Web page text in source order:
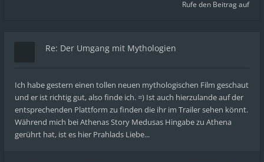
Rufe den Beitrag auf
Re: Der Umgang mit Mythologien
Ich habe gestern einen tollen neuen mythologischen Film geschaut
und er ist richtig gut, also finde ich. =) Ist auch hierzulande auf der
entsprechenden Plattform zu finden die ihr im Trailer sehen könnt.
Während mich bei Athenas Story Medusas Hingabe zu Athena
gerührt hat, ist es hier Prahlads Liebe...